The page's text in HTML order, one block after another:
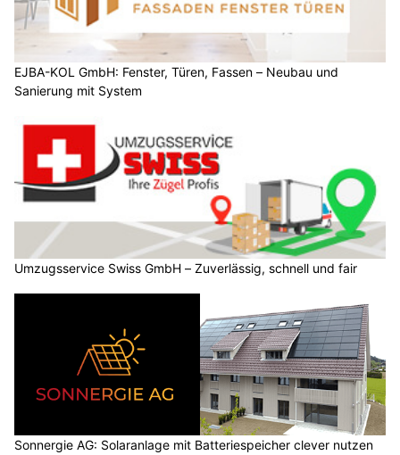
EJBA-KOL GmbH: Fenster, Türen, Fassen – Neubau und
Sanierung mit System
Umzugsservice Swiss GmbH – Zuverlässig, schnell und fair
Sonnergie AG: Solaranlage mit Batteriespeicher clever nutzen